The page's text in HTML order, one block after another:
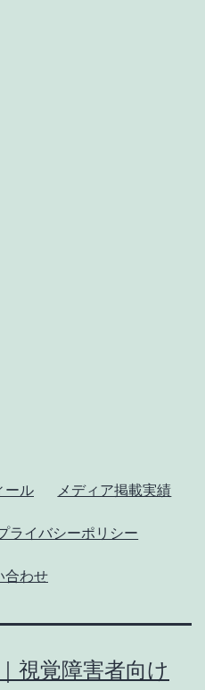
ール メディア掲載実績
ライバシーポリシー
合わせ
視覚障害者向け